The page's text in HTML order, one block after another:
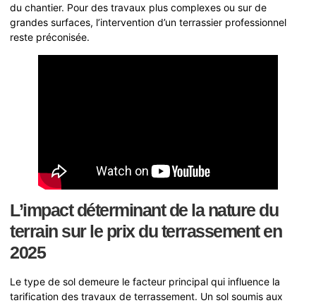
du chantier. Pour des travaux plus complexes ou sur de
grandes surfaces, l’intervention d’un terrassier professionnel
reste préconisée.
L’impact déterminant de la nature du
terrain sur le prix du terrassement en
2025
Le type de sol demeure le facteur principal qui influence la
tarification des travaux de terrassement. Un sol soumis aux